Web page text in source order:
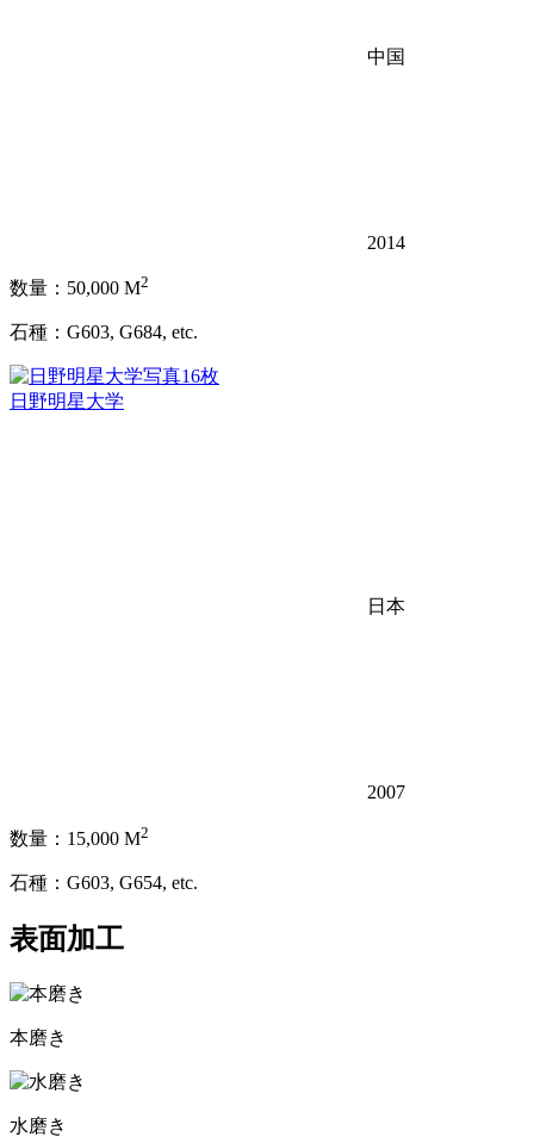
中国
2014
数量：50,000 M2
石種：G603, G684, etc.
写真16枚
日野明星大学
日本
2007
数量：15,000 M2
石種：G603, G654, etc.
表面加工
本磨き
水磨き